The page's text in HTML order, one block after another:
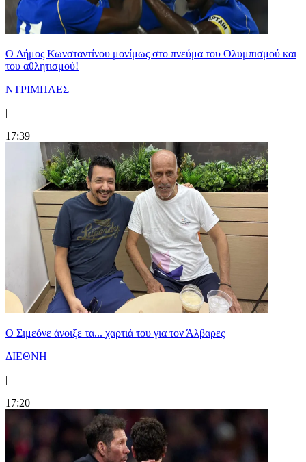
O Δήμος Κωνσταντίνου μονίμως στο πνεύμα του Ολυμπισμού και
του αθλητισμού!
ΝΤΡΙΜΠΛΕΣ
|
17:39
Ο Σιμεόνε άνοιξε τα... χαρτιά του για τον Άλβαρες
ΔΙΕΘΝΗ
|
17:20